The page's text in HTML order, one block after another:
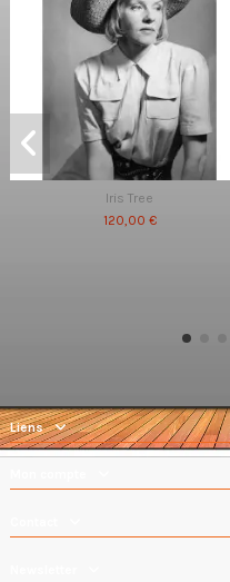
Iris Tree
120,00 €
Liens